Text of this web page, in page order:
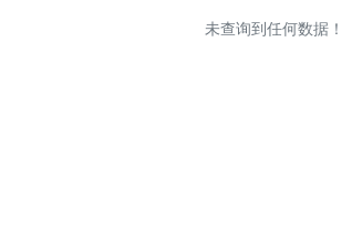
未查询到任何数据！